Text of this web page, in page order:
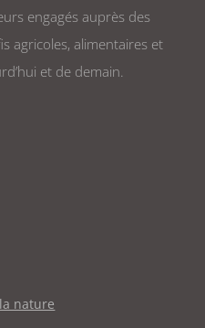
engagés auprès des
agricoles, alimentaires et
et de demain.
nature